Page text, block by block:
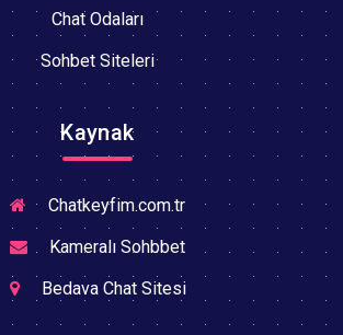
Chat Odaları
Sohbet Siteleri
Kaynak
Chatkeyfim.com.tr
Kameralı Sohbbet
Bedava Chat Sitesi